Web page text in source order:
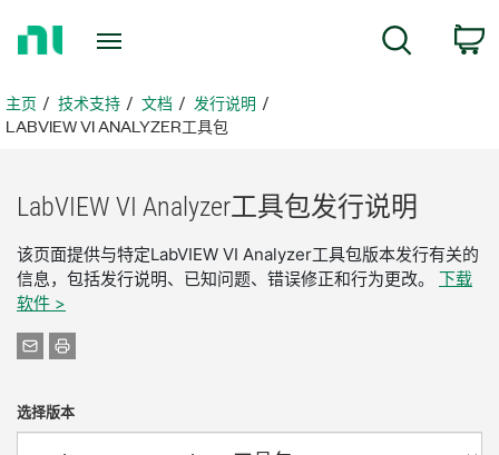
页主页 技术支持 文档
发行说明
LABVIEW VI ANALYZER工具包
LabVIEW VI Analyzer工具包发行说明
该页面提供与特定LabVIEW VI Analyzer工具包版本发行有关的
信息，包括发行说明、已知问题、错误修正和行为更改。 下载
软件 >
选择版本